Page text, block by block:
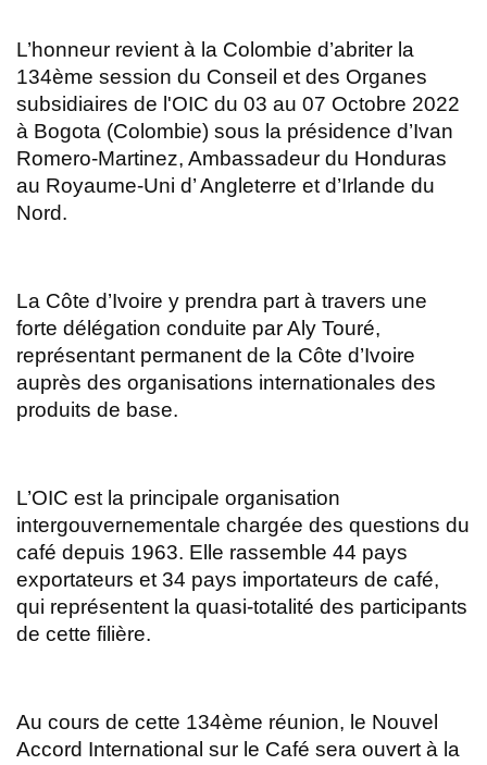
L’honneur revient à la Colombie d’abriter la
134ème session du Conseil et des Organes
subsidiaires de l'OIC du 03 au 07 Octobre 2022
à Bogota (Colombie) sous la présidence d’Ivan
Romero-Martinez, Ambassadeur du Honduras
au Royaume-Uni d’ Angleterre et d’Irlande du
Nord.
La Côte d’Ivoire y prendra part à travers une
forte délégation conduite par Aly Touré,
représentant permanent de la Côte d’Ivoire
auprès des organisations internationales des
produits de base.
L’OIC est la principale organisation
intergouvernementale chargée des questions du
café depuis 1963. Elle rassemble 44 pays
exportateurs et 34 pays importateurs de café,
qui représentent la quasi-totalité des participants
de cette filière.
Au cours de cette 134ème réunion, le Nouvel
Accord International sur le Café sera ouvert à la